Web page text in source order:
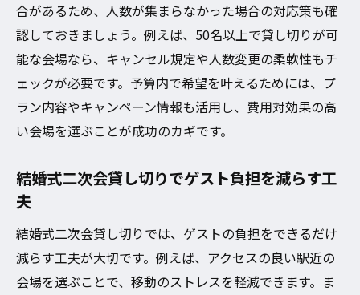
合があるため、人数が集まらなかった場合の対応策も確
認しておきましょう。例えば、50名以上で貸し切りが可
能な会場なら、キャンセル規定や人数変更の柔軟性もチ
ェックが必要です。予算内で希望を叶えるためには、プ
ラン内容やキャンペーン情報も活用し、費用対効果の高
い会場を選ぶことが成功のカギです。
結婚式二次会貸し切りでゲスト負担を減らす工
夫
結婚式二次会貸し切りでは、ゲストの負担をできるだけ
減らす工夫が大切です。例えば、アクセスの良い駅近の
会場を選ぶことで、移動のストレスを軽減できます。ま